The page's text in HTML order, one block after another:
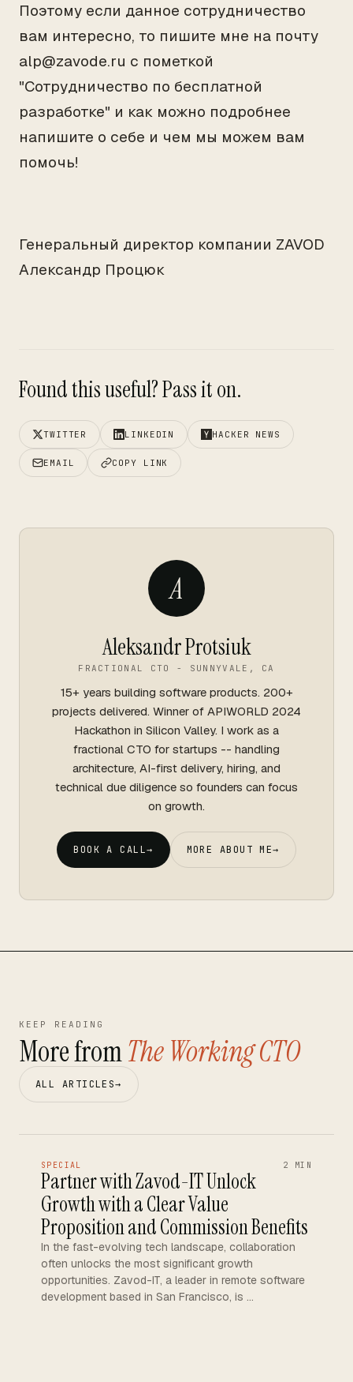
Поэтому если данное сотрудничество
вам интересно, то пишите мне на почту
alp@zavode.ru с пометкой
"Сотрудничество по бесплатной
разработке" и как можно подробнее
напишите о себе и чем мы можем вам
помочь!
Генеральный директор компании ZAVOD
Александр Процюк
Found this useful? Pass it on.
TWITTER LINKEDIN HACKER NEWS
EMAIL COPY LINK
A
Aleksandr Protsiuk
FRACTIONAL CTO - SUNNYVALE, CA
15+ years building software products. 200+
projects delivered. Winner of APIWORLD 2024
Hackathon in Silicon Valley. I work as a
fractional CTO for startups -- handling
architecture, AI-first delivery, hiring, and
technical due diligence so founders can focus
on growth.
BOOK A CALL→ MORE ABOUT ME→
KEEP READING
More fromThe Working CTO
ALL ARTICLES→
SPECIAL 2 MIN
Partner with Zavod-IT Unlock
Growth with a Clear Value
Proposition and Commission Benefits
In the fast-evolving tech landscape, collaboration
often unlocks the most significant growth
opportunities. Zavod-IT, a leader in remote software
development based in San Francisco, is …